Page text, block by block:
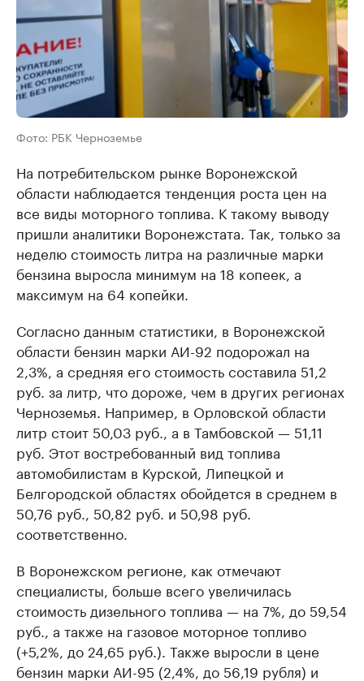
Фото: РБК Черноземье
На потребительском рынке Воронежской
области наблюдается тенденция роста цен на
все виды моторного топлива. К такому выводу
пришли аналитики Воронежстата. Так, только за
неделю стоимость литра на различные марки
бензина выросла минимум на 18 копеек, а
максимум на 64 копейки.
Согласно данным статистики, в Воронежской
области бензин марки АИ-92 подорожал на
2,3%, а средняя его стоимость составила 51,2
руб. за литр, что дороже, чем в других регионах
Черноземья. Например, в Орловской области
литр стоит 50,03 руб., а в Тамбовской — 51,11
руб. Этот востребованный вид топлива
автомобилистам в Курской, Липецкой и
Белгородской областях обойдется в среднем в
50,76 руб., 50,82 руб. и 50,98 руб.
соответственно.
В Воронежском регионе, как отмечают
специалисты, больше всего увеличилась
стоимость дизельного топлива — на 7%, до 59,54
руб., а также на газовое моторное топливо
(+5,2%, до 24,65 руб.). Также выросли в цене
бензин марки АИ-95 (2,4%, до 56,19 рубля) и